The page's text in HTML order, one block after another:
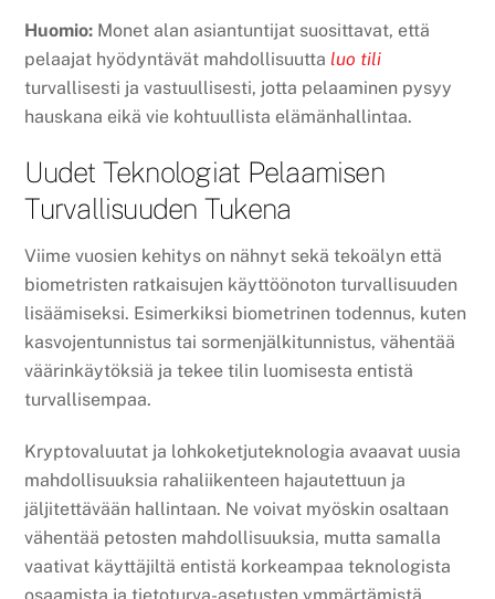
Huomio: Monet alan asiantuntijat suosittavat, että
pelaajat hyödyntävät mahdollisuutta luo tili
turvallisesti ja vastuullisesti, jotta pelaaminen pysyy
hauskana eikä vie kohtuullista elämänhallintaa.
Uudet Teknologiat Pelaamisen
Turvallisuuden Tukena
Viime vuosien kehitys on nähnyt sekä tekoälyn että
biometristen ratkaisujen käyttöönoton turvallisuuden
lisäämiseksi. Esimerkiksi biometrinen todennus, kuten
kasvojentunnistus tai sormenjälkitunnistus, vähentää
väärinkäytöksiä ja tekee tilin luomisesta entistä
turvallisempaa.
Kryptovaluutat ja lohkoketjuteknologia avaavat uusia
mahdollisuuksia rahaliikenteen hajautettuun ja
jäljitettävään hallintaan. Ne voivat myöskin osaltaan
vähentää petosten mahdollisuuksia, mutta samalla
vaativat käyttäjiltä entistä korkeampaa teknologista